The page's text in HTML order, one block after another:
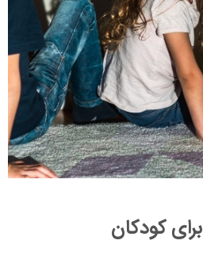
کودکان